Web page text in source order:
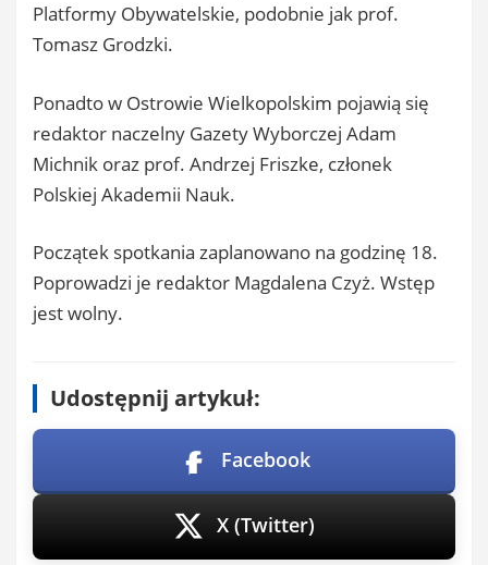
Platformy Obywatelskie, podobnie jak prof.
Tomasz Grodzki.
Ponadto w Ostrowie Wielkopolskim pojawią się
redaktor naczelny Gazety Wyborczej Adam
Michnik oraz prof. Andrzej Friszke, członek
Polskiej Akademii Nauk.
Początek spotkania zaplanowano na godzinę 18.
Poprowadzi je redaktor Magdalena Czyż. Wstęp
jest wolny.
Udostępnij artykuł:
Facebook
X (Twitter)